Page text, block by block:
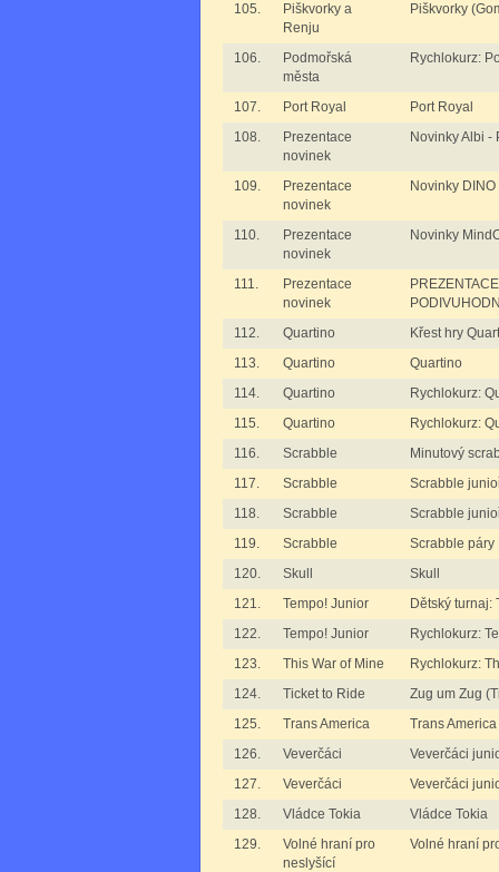
105.
Piškvorky a
Renju
Piškvorky
106.
Podmořská
města
Rychlokurz:
107. Port Royal
Port Royal
108.
Prezentace
novinek
Novinky Albi -
109.
Prezentace
novinek
Novinky
110.
Prezentace
novinek
Novinky
111.
Prezentace
novinek
112.
Quartino
Křest hry
113.
Quartino
Quartino
114.
Quartino
Rychlokurz:
115.
Quartino
Rychlokurz:
116.
Scrabble
Minutový
117.
Scrabble
Scrabble
118.
Scrabble
Scrabble
119.
Scrabble
Scrabble páry
120.
Skull
Skull
121.
Tempo! Junior
Dětský turnaj:
122.
Tempo! Junior
Rychlokurz:
123.
This War of Mine
Rychlokurz:
124.
Ticket to Ride
Zug um Zug
125.
Trans America
Trans America
126.
Veverčáci
Veverčáci
127.
Veverčáci
Veverčáci
128.
Vládce Tokia
Vládce Tokia
129.
Volné hraní pro
neslyšící
Volné hraní